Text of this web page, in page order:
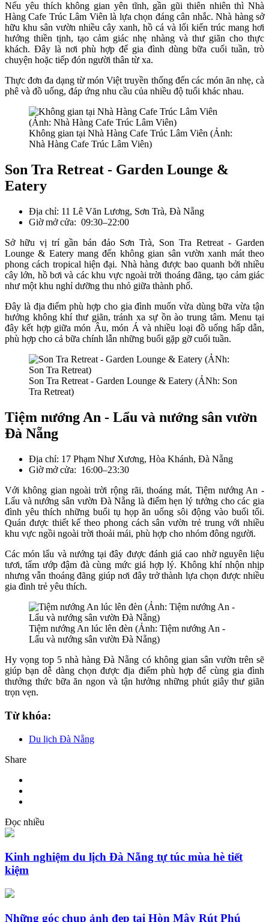
Nếu yêu thích không gian yên tĩnh, gần gũi thiên nhiên thì Nhà
Hàng Cafe Trúc Lâm Viên là lựa chọn đáng cân nhắc. Nhà hàng sở
hữu khu sân vườn nhiều cây xanh, hồ cá và lối kiến trúc mang hơi
hướng thiền tịnh, tạo cảm giác nhẹ nhàng và thư giãn cho thực
khách. Đây là nơi phù hợp để gia đình dùng bữa cuối tuần, trò
chuyện hoặc tiếp đón người thân từ xa.
Thực đơn đa dạng từ món Việt truyền thống đến các món ăn nhẹ, cà
phê và đồ uống, đáp ứng nhu cầu của nhiều độ tuổi khác nhau.
Không gian tại Nhà Hàng Cafe Trúc Lâm Viên (Ảnh:
Nhà Hàng Cafe Trúc Lâm Viên)
Son Tra Retreat - Garden Lounge &
Eatery
Địa chỉ: 11 Lê Văn Lương, Sơn Trà, Đà Nẵng
Giờ mở cửa: 09:30–22:00
Sở hữu vị trí gần bán đảo Sơn Trà, Son Tra Retreat - Garden
Lounge & Eatery mang đến không gian sân vườn xanh mát theo
phong cách tropical hiện đại. Nhà hàng được bao quanh bởi nhiều
cây lớn, hồ bơi và các khu vực ngoài trời thoáng đãng, tạo cảm giác
như một khu nghỉ dưỡng thu nhỏ giữa thành phố.
Đây là địa điểm phù hợp cho gia đình muốn vừa dùng bữa vừa tận
hưởng không khí thư giãn, tránh xa sự ồn ào trung tâm. Menu tại
đây kết hợp giữa món Âu, món Á và nhiều loại đồ uống hấp dẫn,
phù hợp cho cả bữa chính lẫn những buổi gặp gỡ cuối tuần.
Son Tra Retreat - Garden Lounge & Eatery (ẢNh: Son
Tra Retreat)
Tiệm nướng An - Lẩu và nướng sân vườn
Đà Nẵng
Địa chỉ: 17 Phạm Như Xương, Hòa Khánh, Đà Nẵng
Giờ mở cửa: 16:00–23:30
Với không gian ngoài trời rộng rãi, thoáng mát, Tiệm nướng An -
Lẩu và nướng sân vườn Đà Nẵng là điểm hẹn lý tưởng cho các gia
đình yêu thích những buổi tụ họp ăn uống sôi động vào buổi tối.
Quán được thiết kế theo phong cách sân vườn trẻ trung với nhiều
khu vực ngồi ngoài trời thoải mái, phù hợp cho nhóm đông người.
Các món lẩu và nướng tại đây được đánh giá cao nhờ nguyên liệu
tươi, tẩm ướp đậm đà cùng mức giá hợp lý. Không khí nhộn nhịp
nhưng vẫn thoáng đãng giúp nơi đây trở thành lựa chọn được nhiều
gia đình trẻ yêu thích.
Tiệm nướng An lúc lên đèn (Ảnh: Tiệm nướng An -
Lẩu và nướng sân vườn Đà Nẵng)
Hy vọng top 5 nhà hàng Đà Nẵng có không gian sân vườn trên sẽ
giúp bạn dễ dàng chọn được địa điểm phù hợp để cùng gia đình
thưởng thức bữa ăn ngon và tận hưởng những phút giây thư giãn
trọn vẹn.
Từ khóa:
Du lịch Đà Nẵng
Share
Đọc nhiều
Kinh nghiệm du lịch Đà Nẵng tự túc mùa hè tiết
kiệm
Những góc chụp ảnh đẹp tại Hòn Mây Rút Phú